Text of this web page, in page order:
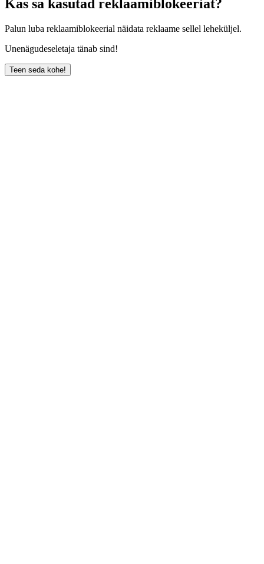
Kas sa kasutad reklaamiblokeeriat?
Palun luba reklaamiblokeerial näidata reklaame sellel leheküljel.
Unenägudeseletaja tänab sind!
Teen seda kohe!